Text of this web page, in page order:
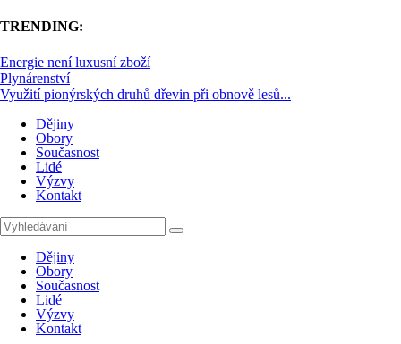
TRENDING:
Energie není luxusní zboží
Plynárenství
Využití pionýrských druhů dřevin při obnově lesů...
Dějiny
Obory
Současnost
Lidé
Výzvy
Kontakt
Dějiny
Obory
Současnost
Lidé
Výzvy
Kontakt